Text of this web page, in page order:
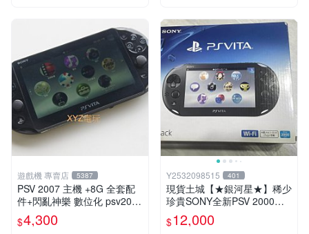
遊戲機 專賣店 5387
PSV 2007 主機 +8G 全套配
件+閃亂神樂 數位化 psv2007
主機
$4,300
Y2532098515 401
現貨土城【★銀河星★】稀少
珍貴SONY全新PSV 2000主
機.可轉換中文.全新PSV未使
用
$12,000